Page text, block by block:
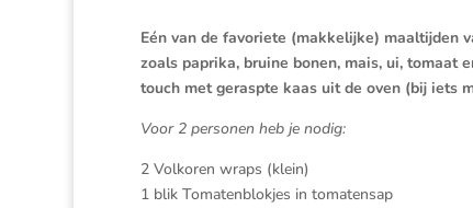
Eén van de favoriete (makkelijke) maaltijden
zoals paprika, bruine bonen, mais, ui,
touch met geraspte kaas uit de oven (bij iets
Voor 2 personen heb je nodig:
2 Volkoren wraps (klein)
1 blik Tomatenblokjes in tomatensap